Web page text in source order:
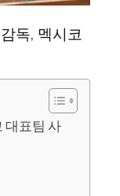
독, 멕시코
대표팀 사